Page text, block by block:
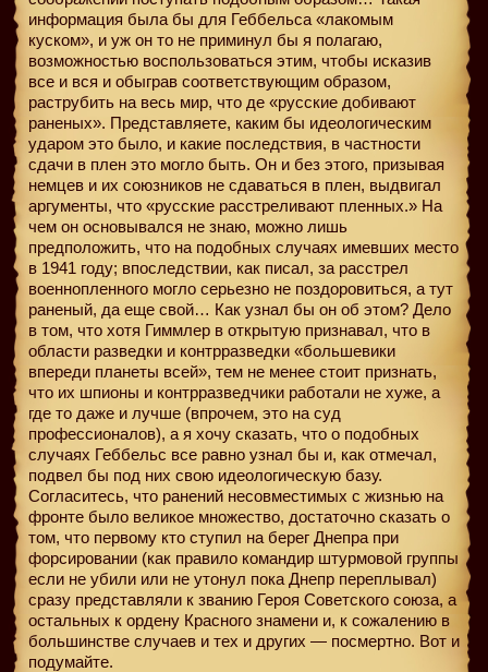
информация была бы для Геббельса «лакомым
куском», и уж он то не приминул бы я полагаю,
возможностью воспользоваться этим, чтобы исказив
все и вся и обыграв соответствующим образом,
раструбить на весь мир, что де «русские добивают
раненых». Представляете, каким бы идеологическим
ударом это было, и какие последствия, в частности
сдачи в плен это могло быть. Он и без этого, призывая
немцев и их союзников не сдаваться в плен, выдвигал
аргументы, что «русские расстреливают пленных.» На
чем он основывался не знаю, можно лишь
предположить, что на подобных случаях имевших место
в 1941 году; впоследствии, как писал, за расстрел
военнопленного могло серьезно не поздоровиться, а тут
раненый, да еще свой… Как узнал бы он об этом? Дело
в том, что хотя Гиммлер в открытую признавал, что в
области разведки и контрразведки «большевики
впереди планеты всей», тем не менее стоит признать,
что их шпионы и контрразведчики работали не хуже, а
где то даже и лучше (впрочем, это на суд
профессионалов), а я хочу сказать, что о подобных
случаях Геббельс все равно узнал бы и, как отмечал,
подвел бы под них свою идеологическую базу.
Согласитесь, что ранений несовместимых с жизнью на
фронте было великое множество, достаточно сказать о
том, что первому кто ступил на берег Днепра при
форсировании (как правило командир штурмовой группы
если не убили или не утонул пока Днепр переплывал)
сразу представляли к званию Героя Советского союза, а
остальных к ордену Красного знамени и, к сожалению в
большинстве случаев и тех и других — посмертно. Вот и
подумайте.